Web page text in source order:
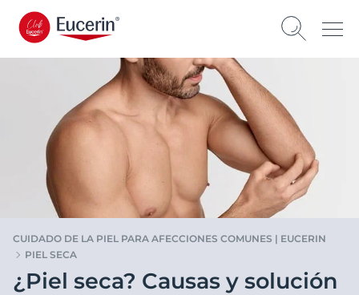
CUIDADO DE LA PIEL PARA AFECCIONES COMUNES | EUCERIN
PIEL SECA
¿Piel seca? Causas y solución